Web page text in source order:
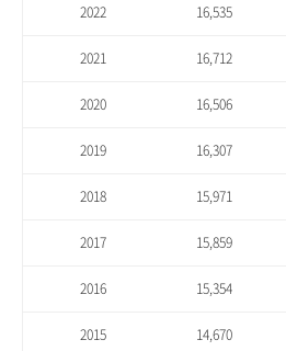
2022 16,535
2021 16,712
2020 16,506
2019 16,307
2018 15,971
2017 15,859
2016 15,354
2015 14,670